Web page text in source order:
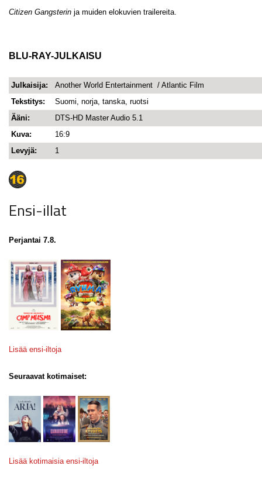
Citizen Gangsterin ja muiden elokuvien trailereita.
BLU-RAY-JULKAISU
Julkaisija:
Another World Entertainment / Atlantic Film
Tekstitys:
Suomi, norja, tanska, ruotsi
Ääni:
DTS-HD Master Audio 5.1
Kuva:
16:9
Levyjä:
1
Ensi-illat
Perjantai 7.8.
Lisää ensi-iltoja
Seuraavat kotimaiset:
Lisää kotimaisia ensi-iltoja